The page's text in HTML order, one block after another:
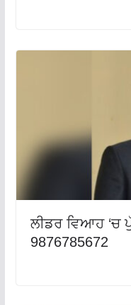
ਲੀਡਰ ਵਿਆਹ ‘ਚ
9876785672